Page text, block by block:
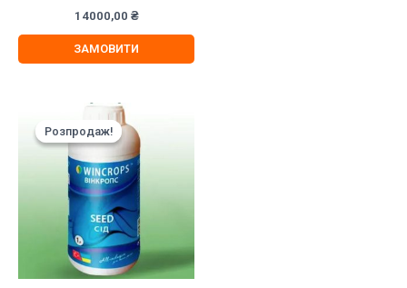
14000,00 ₴
ЗАМОВИТИ
Розпродаж!
Розпродаж!